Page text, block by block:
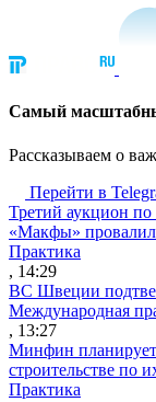
Cамый
Рассказываем о
Перейти в
Третий аукцион по
«Макфы»
Практика
, 14:29
ВС Швеции
Международная
, 13:27
Минфин планирует
строительстве по
Практика